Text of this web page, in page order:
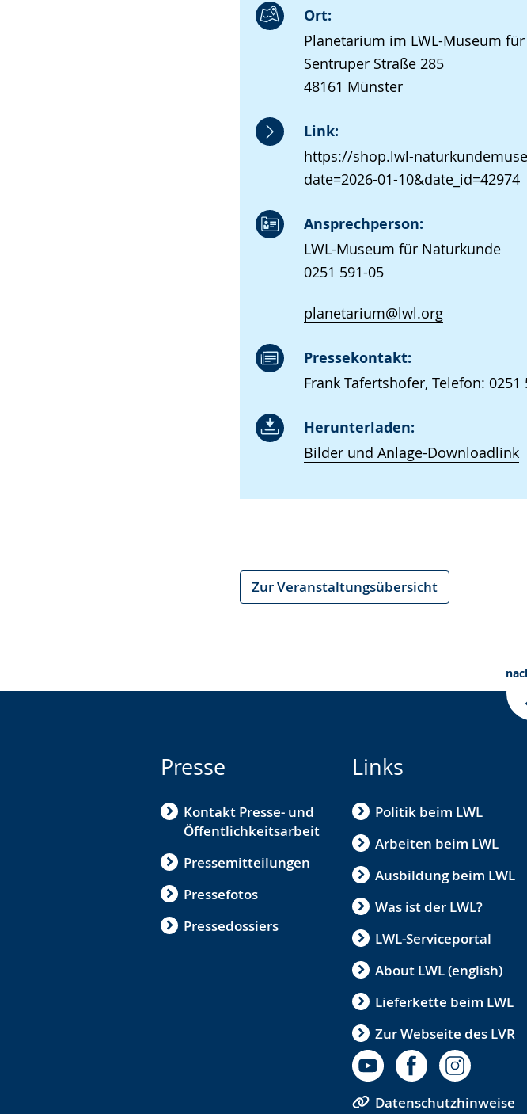
Ort:
Planetarium im LWL-Museum
Sentruper Straße 285
48161 Münster
Link:
https://shop.lwl-
date=2026-01-10&date_id=42974
Ansprechperson:
LWL-Museum für Naturkunde
0251 591-05
planetarium@lwl.org
Pressekontakt:
Frank Tafertshofer, Telefon:
Herunterladen:
Bilder und Anlage-Downloadlink
Zur Veranstaltungsübersicht
Presse
Kontakt Presse- und
Öffentlichkeitsarbeit
Pressemitteilungen
Pressefotos
Pressedossiers
Links
Politik beim LWL
Arbeiten beim LWL
Ausbildung beim LWL
Was ist der LWL?
LWL-Serviceportal
About LWL (english)
Lieferkette beim LWL
Zur Webseite des LVR
Datenschutzhinweise